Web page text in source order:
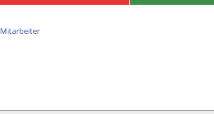
Mitarbeiter